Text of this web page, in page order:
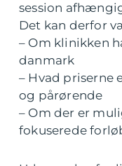
session
Det kan derfor
– Om klinikken
danmark
– Hvad priserne
og pårørende
– Om der er
fokuserede